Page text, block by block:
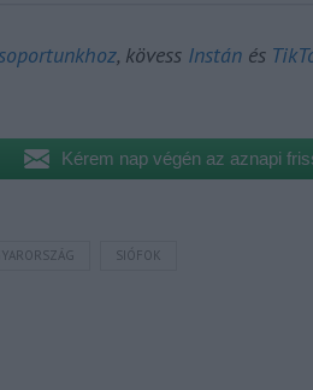
, kövess Instán és
Kérem nap végén az aznapi
SIÓFOK